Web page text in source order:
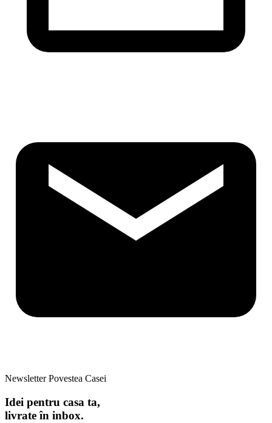
Newsletter Povestea Casei
Idei pentru casa ta,
livrate în inbox.